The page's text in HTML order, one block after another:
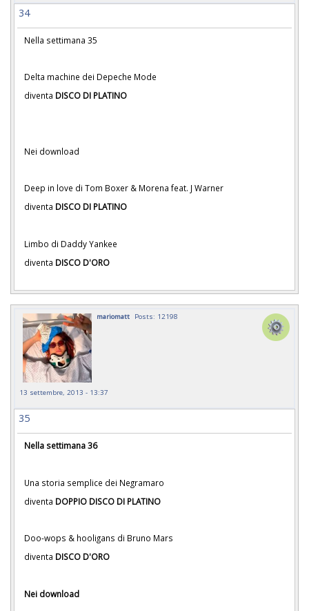
34
Nella settimana 35
Delta machine dei Depeche Mode
diventa DISCO DI PLATINO
Nei download
Deep in love di Tom Boxer & Morena feat. J Warner
diventa DISCO DI PLATINO
Limbo di Daddy Yankee
diventa DISCO D'ORO
mariomatt Posts: 12198
13 settembre, 2013 - 13:37
35
Nella settimana 36
Una storia semplice dei Negramaro
diventa DOPPIO DISCO DI PLATINO
Doo-wops & hooligans di Bruno Mars
diventa DISCO D'ORO
Nei download